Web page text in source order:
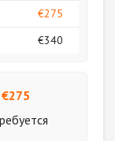
€275
€340
275